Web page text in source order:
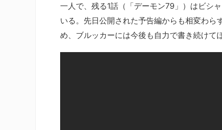
一人で、残る1話（「デーモン79」）はビシ
いる。先日公開された予告編からも相変わら
め、ブルッカーには今後も自力で書き続けて